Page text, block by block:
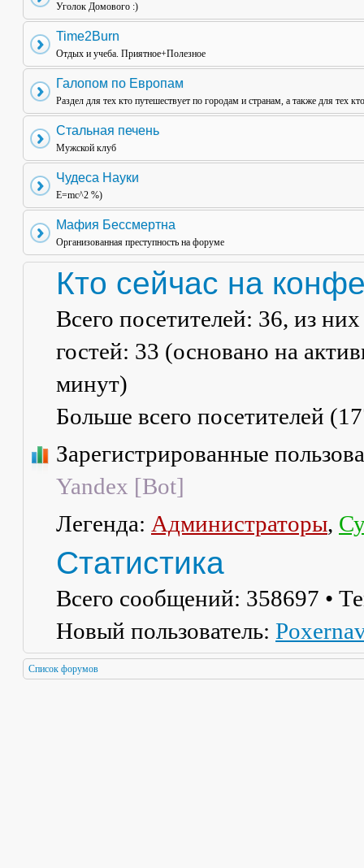
Уголок Домового :)
Time2Burn
Отдых и учеба. Приятное+Полезное
Галопом по Европам
Раздел для тех кто путешествует по городам и странам, а также для тех
Стальная печень
Мужской клуб
Чудеса Науки
E=mc^2 %)
Мафия Бессмертна
Организованная преступность на форуме
Кто сейчас на
Всего посетителей: 36, из
гостей: 33 (основано на
минут)
Больше всего посетителей (
Зарегистрированные
Yandex [Bot]
Легенда: Администраторы,
Статистика
Всего сообщений: 358697 •
Новый пользователь:
Список форумов